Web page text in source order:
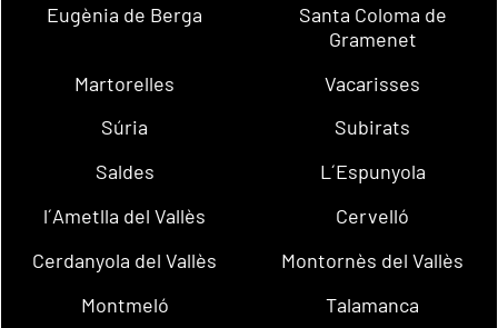
Eugènia de Berga
Santa Coloma de
Gramenet
Martorelles
Vacarisses
Súria
Subirats
Saldes
L´Espunyola
l´Ametlla del Vallès
Cervelló
Cerdanyola del Vallès
Montornès del Vallès
Montmeló
Talamanca